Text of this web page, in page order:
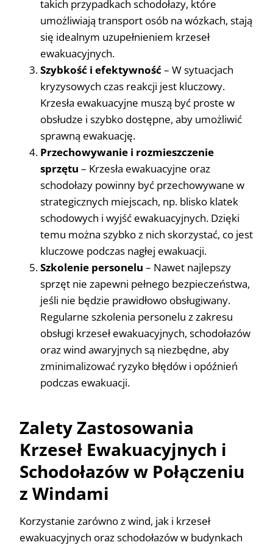
takich przypadkach schodołazy, które
umożliwiają transport osób na wózkach, stają
się idealnym uzupełnieniem krzeseł
ewakuacyjnych.
Szybkość i efektywność – W sytuacjach
kryzysowych czas reakcji jest kluczowy.
Krzesła ewakuacyjne muszą być proste w
obsłudze i szybko dostępne, aby umożliwić
sprawną ewakuację.
Przechowywanie i rozmieszczenie
sprzętu – Krzesła ewakuacyjne oraz
schodołazy powinny być przechowywane w
strategicznych miejscach, np. blisko klatek
schodowych i wyjść ewakuacyjnych. Dzięki
temu można szybko z nich skorzystać, co jest
kluczowe podczas nagłej ewakuacji.
Szkolenie personelu – Nawet najlepszy
sprzęt nie zapewni pełnego bezpieczeństwa,
jeśli nie będzie prawidłowo obsługiwany.
Regularne szkolenia personelu z zakresu
obsługi krzeseł ewakuacyjnych, schodołazów
oraz wind awaryjnych są niezbędne, aby
zminimalizować ryzyko błędów i opóźnień
podczas ewakuacji.
Zalety Zastosowania
Krzeseł Ewakuacyjnych i
Schodołazów w Połączeniu
z Windami
Korzystanie zarówno z wind, jak i krzeseł
ewakuacyjnych oraz schodołazów w budynkach